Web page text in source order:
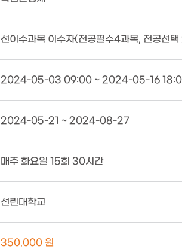
선이수과목 이수자(전공필수4과목, 전공선
2024-05-03 09:00 ~ 2024-05-16
2024-05-21 ~ 2024-08-27
매주 화요일 15회 30시간
선린대학교
350,000 원